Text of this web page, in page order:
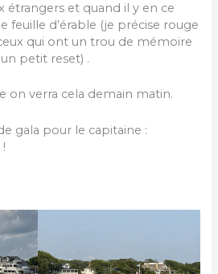
étrangers et quand il y en ce
feuille d’érable (je précise rouge
qui ont un trou de mémoire
petit reset) .
on verra cela demain matin.
gala pour le capitaine :